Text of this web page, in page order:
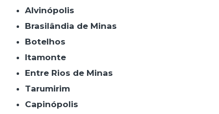
Alvinópolis
Brasilândia de Minas
Botelhos
Itamonte
Entre Rios de Minas
Tarumirim
Capinópolis